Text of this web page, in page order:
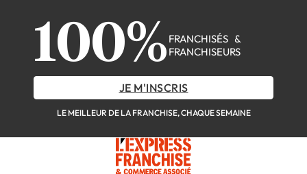
100% FRANCHISÉS &
FRANCHISEURS
JE M'INSCRIS
LE MEILLEUR DE LA FRANCHISE, CHAQUE SEMAINE